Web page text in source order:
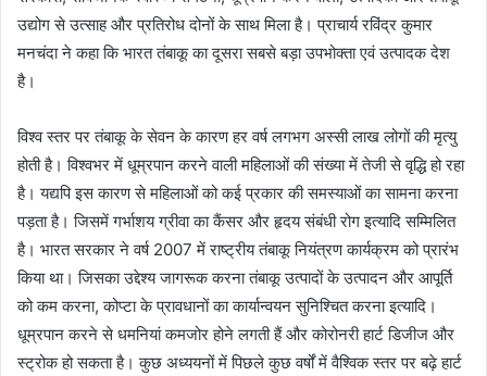
उद्योग से उत्साह और प्रतिरोध दोनों के साथ मिला है। प्राचार्य रविंद्र कुमार
मनचंदा ने कहा कि भारत तंबाकू का दूसरा सबसे बड़ा उपभोक्ता एवं उत्पादक देश
है।
विश्व स्तर पर तंबाकू के सेवन के कारण हर वर्ष लगभग अस्सी लाख लोगों की मृत्यु
होती है। विश्वभर में धूम्रपान करने वाली महिलाओं की संख्या में तेजी से वृद्धि हो रहा
है। यद्यपि इस कारण से महिलाओं को कई प्रकार की समस्याओं का सामना करना
पड़ता है। जिसमें गर्भाशय ग्रीवा का कैंसर और हृदय संबंधी रोग इत्यादि सम्मिलित
है। भारत सरकार ने वर्ष 2007 में राष्ट्रीय तंबाकू नियंत्रण कार्यक्रम को प्रारंभ
किया था। जिसका उद्देश्य जागरूक करना तंबाकू उत्पादों के उत्पादन और आपूर्ति
को कम करना, कोप्टा के प्रावधानों का कार्यान्वयन सुनिश्चित करना इत्यादि।
धूम्रपान करने से धमनियां कमजोर होने लगती हैं और कोरोनरी हार्ट डिजीज और
स्ट्रोक हो सकता है। कुछ अध्ययनों में पिछले कुछ वर्षों में वैश्विक स्तर पर बढ़े हार्ट